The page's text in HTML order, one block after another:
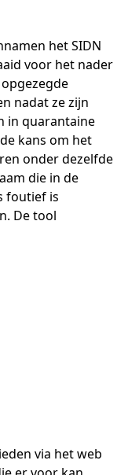
het SIDN
voor het nader
nadat ze zijn
in quarantaine
kans om het
onder dezelfde
die in de
foutief is
De tool
via het web